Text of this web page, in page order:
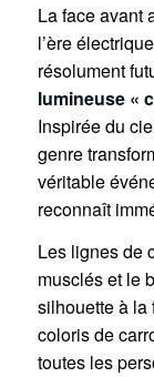
La face avant
l’ère
résolument
lumineuse «
Inspirée du
genre
véritable
reconnaît
Les lignes de
musclés et le
silhouette à la
coloris de
toutes les